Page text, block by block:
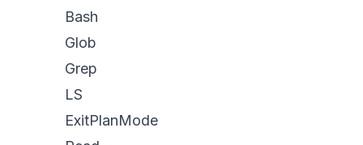
Bash
Glob
Grep
LS
ExitPlanMode